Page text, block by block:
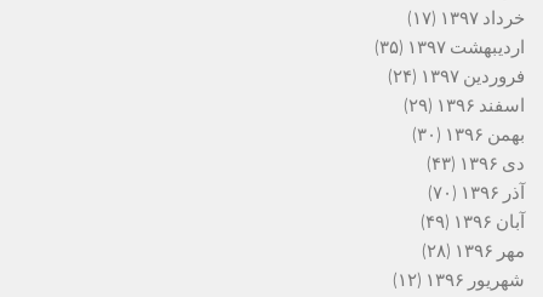
خرداد ۱۳۹۷
(۱۷)
اردیبهشت ۱۳۹۷
(۳۵)
فروردین ۱۳۹۷
(۲۴)
اسفند ۱۳۹۶
(۲۹)
بهمن ۱۳۹۶
(۳۰)
دی ۱۳۹۶
(۴۳)
آذر ۱۳۹۶
(۷۰)
آبان ۱۳۹۶
(۴۹)
مهر ۱۳۹۶
(۲۸)
شهریور ۱۳۹۶
(۱۲)